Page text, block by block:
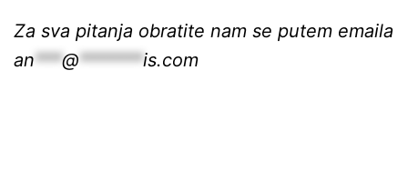
Za sva pitanja obratite nam se putem emaila
an***@*******is.com